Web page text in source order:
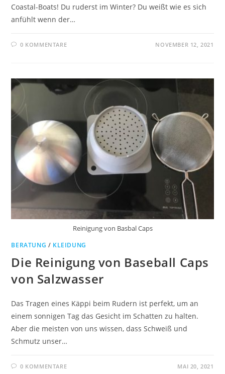
Coastal-Boats! Du ruderst im Winter? Du weißt wie es sich
anfühlt wenn der…
0 KOMMENTARE NOVEMBER 12, 2021
Reinigung von Basbal Caps
BERATUNG / KLEIDUNG
Die Reinigung von Baseball Caps
von Salzwasser
Das Tragen eines Käppi beim Rudern ist perfekt, um an
einem sonnigen Tag das Gesicht im Schatten zu halten.
Aber die meisten von uns wissen, dass Schweiß und
Schmutz unser…
0 KOMMENTARE MAI 20, 2021